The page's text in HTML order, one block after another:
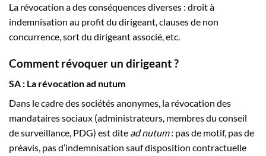
La révocation a des conséquences diverses : droit à
indemnisation au profit du dirigeant, clauses de non
concurrence, sort du dirigeant associé, etc.
Comment révoquer un dirigeant ?
SA : La révocation ad nutum
Dans le cadre des sociétés anonymes, la révocation des
mandataires sociaux (administrateurs, membres du conseil
de surveillance, PDG) est dite ad nutum: pas de motif, pas de
préavis, pas d’indemnisation sauf disposition contractuelle